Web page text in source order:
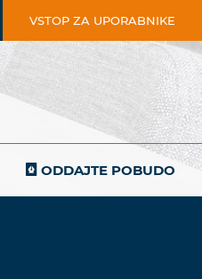
VSTOP ZA UPORABNIKE
ODDAJTE POBUDO